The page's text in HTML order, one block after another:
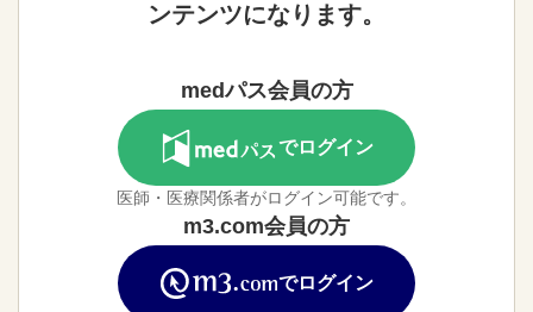
ンテンツになります。
medパス会員の方
でログイン
医師・医療関係者がログイン可能です。
m3.com会員の方
でログイン